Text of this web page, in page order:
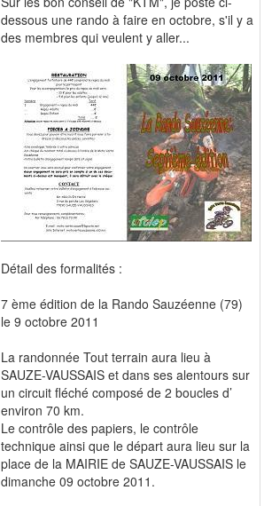
dessous une rando à faire en octobre, s'il y a
des membres qui veulent y aller...
Détail des formalités :
7 ème édition de la Rando Sauzéenne (79)
le 9 octobre 2011
La randonnée Tout terrain aura lieu à
SAUZE-VAUSSAIS et dans ses alentours sur
un circuit fléché composé de 2 boucles d’
environ 70 km.
Le contrôle des papiers, le contrôle
technique ainsi que le départ aura lieu sur la
place de la MAIRIE de SAUZE-VAUSSAIS le
dimanche 09 octobre 2011.